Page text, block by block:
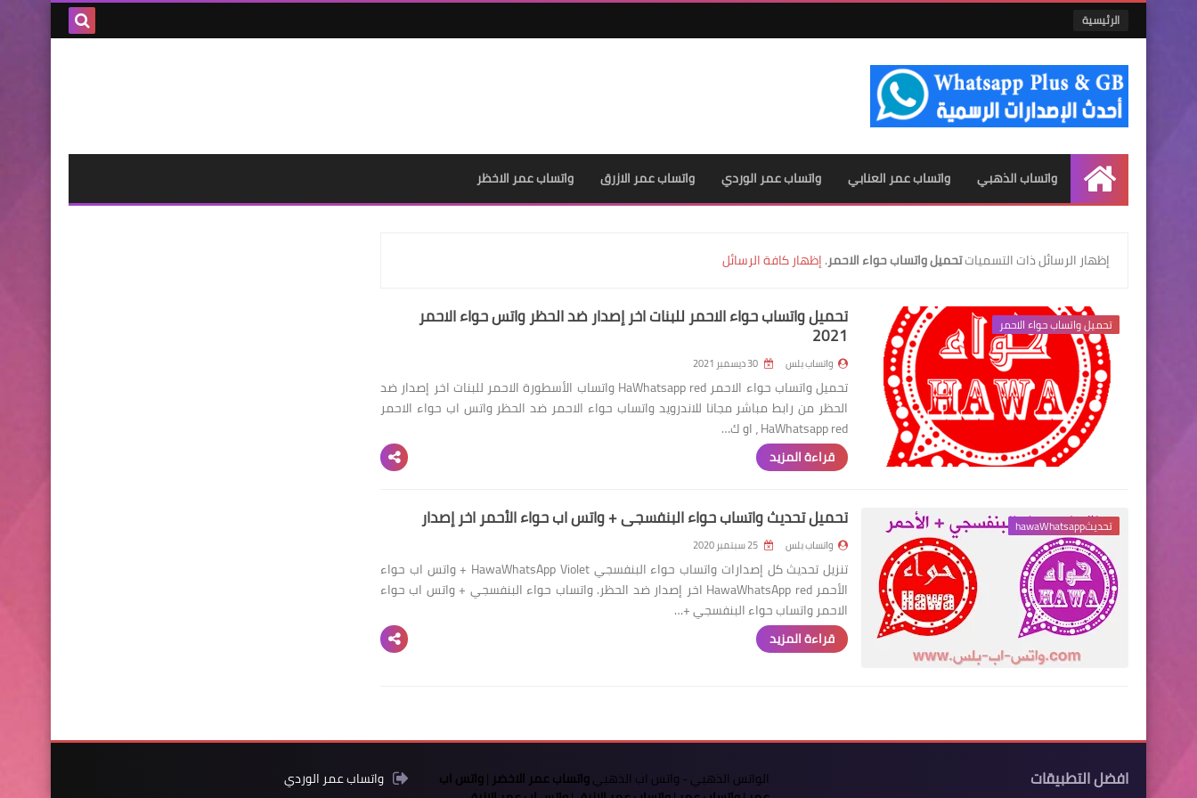
الرئيسية
الرئيسية
واتساب الذهبي واتساب عمر العنابي واتساب عمر الوردي واتساب عمر الازرق واتساب عمر الاخظر
‏إظهار الرسائل ذات التسمياتتحميل واتساب حواء الاحمر.إظهار كافة الرسائل
تحميل واتساب حواء الاحمر تحميل واتساب حواء الاحمر للبنات اخر إصدار ضد الحظر واتس حواء الاحمر
2021
واتساب بلس
تحميل واتساب حواء الاحمر HaWhatsapp red واتساب الأسطورة الاحمر للبنات اخر إصدار ضد
الحظر من رابط مباشر مجانا للاندرويد واتساب حواء الاحمر ضد الحظر واتس اب حواء الاحمر
HaWhatsapp red ، او ك…
قراءة المزيد
تحديثhawaWhatsapp تحميل تحديث واتساب حواء البنفسجي + واتس اب حواء الأحمر اخر إصدار
واتساب بلس
تنزيل تحديث كل إصدارات واتساب حواء البنفسجي HawaWhatsApp Violet + واتس اب حواء
الأحمر HawaWhatsApp red اخر إصدار ضد الحظر. واتساب حواء البنفسجي + واتس اب حواء
الاحمر واتساب حواء البنفسجي +…
قراءة المزيد
افضل التطبيقات الواتس الذهبي-واتس اب الذهبيواتساب عمر الاخضر|واتس اب
واتساب عمر الوردي